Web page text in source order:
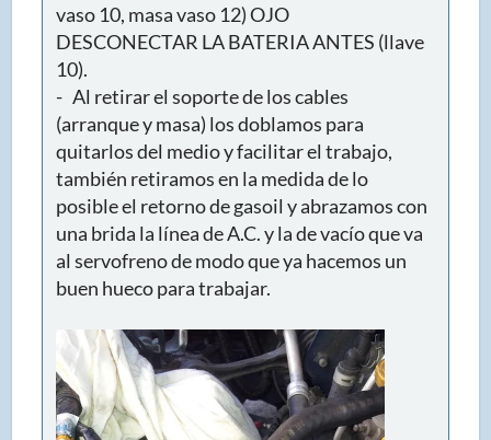
vaso 10, masa vaso 12) OJO
DESCONECTAR LA BATERIA ANTES (llave
10).
- Al retirar el soporte de los cables
(arranque y masa) los doblamos para
quitarlos del medio y facilitar el trabajo,
también retiramos en la medida de lo
posible el retorno de gasoil y abrazamos con
una brida la línea de A.C. y la de vacío que va
al servofreno de modo que ya hacemos un
buen hueco para trabajar.